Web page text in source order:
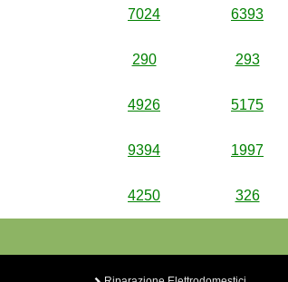
7024 6393
290 293
4926 5175
9394 1997
4250 326